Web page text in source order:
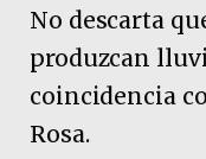
No descarta
produzcan
coincidencia
Rosa.